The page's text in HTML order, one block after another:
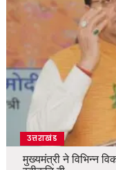
उत्तराखंड
मुख्यमंत्री ने विभिन्न